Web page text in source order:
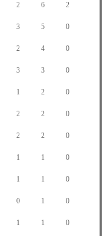
2 6 2
3 5 0
2 4 0
3 3 0
1 2 0
2 2 0
2 2 0
1 1 0
1 1 0
0 1 0
1 1 0